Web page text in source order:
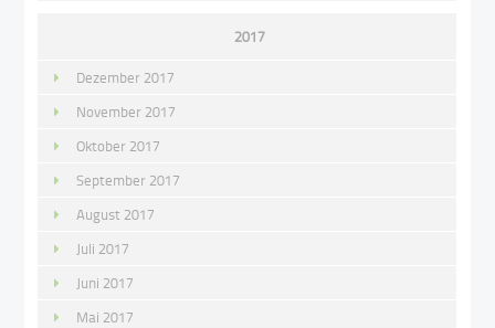
2017
Dezember 2017
November 2017
Oktober 2017
September 2017
August 2017
Juli 2017
Juni 2017
Mai 2017